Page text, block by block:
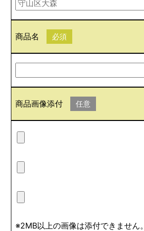
商品名 必須
商品画像添付 任意
※2MB以上の画像は添付できません。